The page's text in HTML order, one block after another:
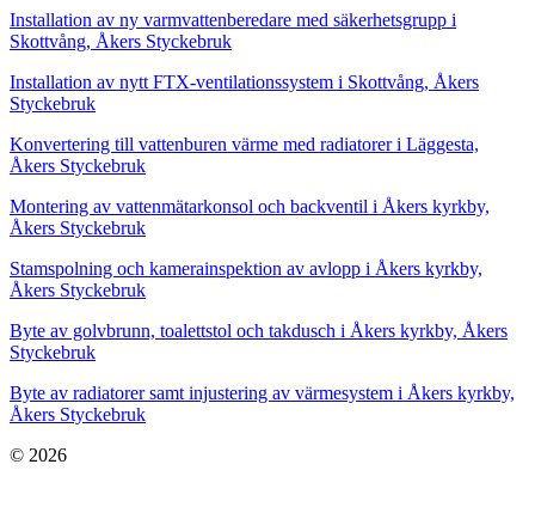
Installation av ny varmvattenberedare med säkerhetsgrupp i
Skottvång, Åkers Styckebruk
Installation av nytt FTX-ventilationssystem i Skottvång, Åkers
Styckebruk
Konvertering till vattenburen värme med radiatorer i Läggesta,
Åkers Styckebruk
Montering av vattenmätarkonsol och backventil i Åkers kyrkby,
Åkers Styckebruk
Stamspolning och kamerainspektion av avlopp i Åkers kyrkby,
Åkers Styckebruk
Byte av golvbrunn, toalettstol och takdusch i Åkers kyrkby, Åkers
Styckebruk
Byte av radiatorer samt injustering av värmesystem i Åkers kyrkby,
Åkers Styckebruk
© 2026